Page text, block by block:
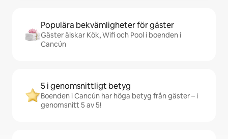
Populära bekvämligheter för gäster
Gäster älskar Kök, Wifi och Pool i boenden i
Cancún
5 i genomsnittligt betyg
Boenden i Cancún har höga betyg från gäster – i
genomsnitt 5 av 5!